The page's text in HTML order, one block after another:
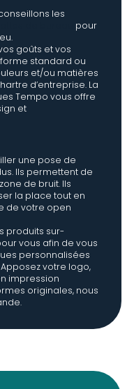
les
pour
goûts et vos
standard ou
et/ou matières
d’entreprise. La
Tempo vous offre
et
une pose de
Ils permettent de
de bruit. Ils
la place tout en
de votre open
produits sur-
vous afin de vous
personnalisées
votre logo,
impression
originales, nous